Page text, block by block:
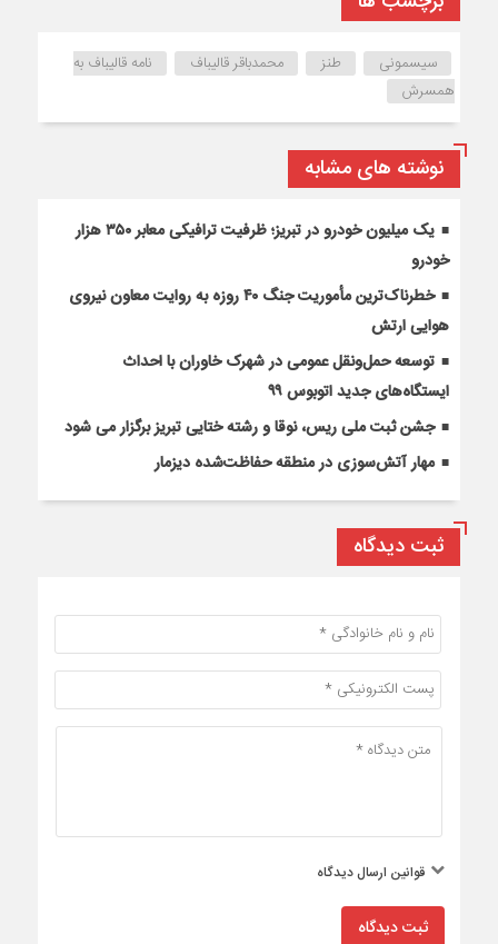
سیسمونی طنز محمدباقر قالیباف
نامه قالیباف به
همسرش
نوشته های مشابه
یک میلیون خودرو در تبریز؛ ظرفیت ترافیکی معابر ۳۵۰ هزار
خودرو
خطرناک‌ترین مأموریت جنگ ۴۰ روزه به روایت معاون نیروی
هوایی ارتش
توسعه حمل‌ونقل عمومی در شهرک خاوران با احداث
ایستگاه‌های جدید اتوبوس ۹۹
جشن ثبت ملی ریس، نوقا و رشته ختایی تبریز برگزار می شود
مهار آتش‌سوزی در منطقه حفاظت‌شده دیزمار
ثبت دیدگاه
قوانین ارسال دیدگاه
ثبت دیدگاه